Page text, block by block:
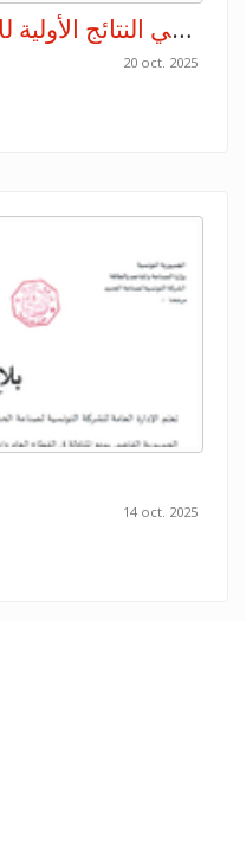
قائمة في النتائج الأولية للأعوان المقترح ادماجهم
20 oct. 2025
14 oct. 2025